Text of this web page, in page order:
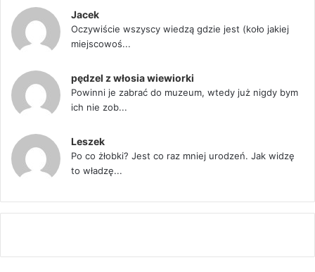
Jacek
Oczywiście wszyscy wiedzą gdzie jest (koło jakiej
miejscowoś...
pędzel z włosia wiewiorki
Powinni je zabrać do muzeum, wtedy już nigdy bym
ich nie zob...
Leszek
Po co żłobki? Jest co raz mniej urodzeń. Jak widzę
to władzę...